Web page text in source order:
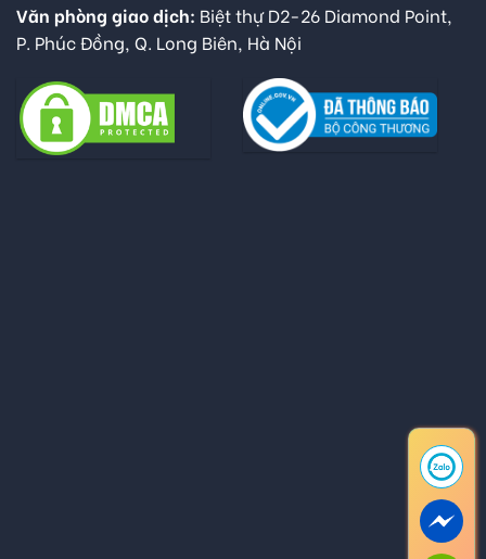
Văn phòng giao dịch: Biệt thự D2-26 Diamond Point,
P. Phúc Đồng, Q. Long Biên, Hà Nội